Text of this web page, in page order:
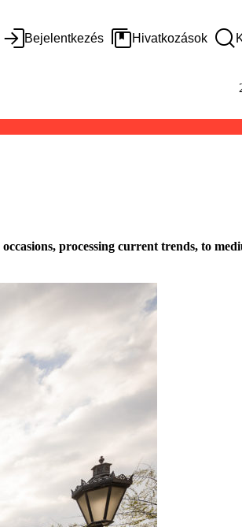
Bejelentkezés Hivatkozások
processing current trends, to